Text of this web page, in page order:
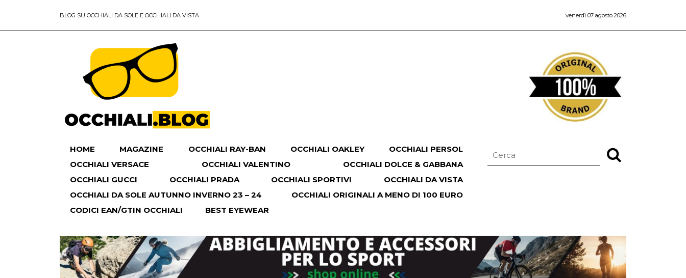
BLOG SU OCCHIALI DA SOLE E OCCHIALI DA VISTA venerdì 07 agosto 2026
HOME MAGAZINE OCCHIALI RAY-BAN OCCHIALI OAKLEY
OCCHIALI PERSOL
OCCHIALI VERSACE
OCCHIALI VALENTINO
OCCHIALI DOLCE & GABBANA
OCCHIALI GUCCI
OCCHIALI PRADA OCCHIALI SPORTIVI
OCCHIALI DA VISTA
OCCHIALI DA SOLE AUTUNNO INVERNO 23 – 24
OCCHIALI ORIGINALI A MENO DI 100 EURO
CODICI EAN/GTIN OCCHIALI
BEST EYEWEAR